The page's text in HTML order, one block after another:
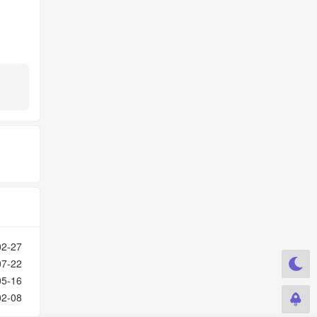
27
22
16
08